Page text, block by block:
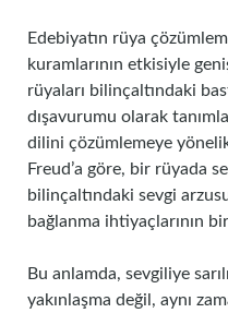
Edebiyatın rüya
kuramlarının etkisiyle
rüyaları bilinçaltındaki
dışavurumu olarak
dilini çözümlemeye
Freud’a göre, bir rüyada
bilinçaltındaki sevgi
bağlanma ihtiyaçlarının
Bu anlamda, sevgiliye
yakınlaşma değil, aynı